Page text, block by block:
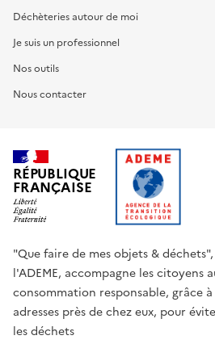
Déchèteries autour de moi
Je suis un professionnel
Nos outils
Nous contacter
RÉPUBLIQUE
FRANÇAISE
"Que faire de mes objets &
l'ADEME, accompagne les citoyens
consommation responsable, grâce
adresses près de chez eux, pour
les déchets